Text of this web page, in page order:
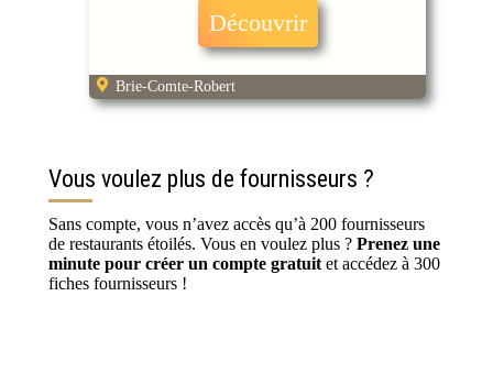
Découvrir
Brie-Comte-Robert
Vous voulez plus de fournisseurs ?
Sans compte, vous n’avez accès qu’à 200 fournisseurs
de restaurants étoilés. Vous en voulez plus ? Prenez une
minute pour créer un compte gratuit et accédez à 300
fiches fournisseurs !